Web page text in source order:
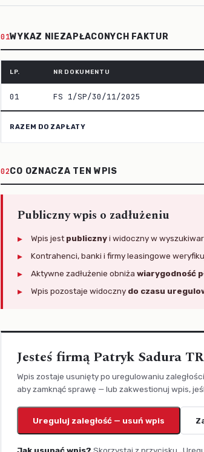
01WYKAZ NIEZAPŁACONYCH FAKTUR
LP. NR DOKUMENTU
01 FS 1/SP/30/11/2025
RAZEM DO ZAPŁATY
02CO OZNACZA TEN WPIS
Publiczny wpis o zadłużeniu
Wpis jest publicznyi widoczny w
Kontrahenci, banki i firmy leasingowe
Aktywne zadłużenie obniża wiarygodność
Wpis pozostaje widoczny do czasu
Jesteś firmą Patryk Sadura
Wpis zostaje usunięty po uregulowaniu
aby zamknąć sprawę — lub zakwestionuj wpis,
Ureguluj zaległość — usuń wpis
Jak usunąć wpis? Skorzystaj z przycisku